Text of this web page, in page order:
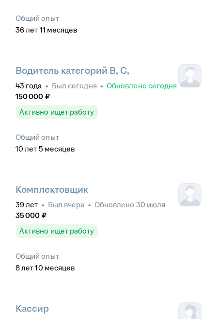
Общий опыт
36лет 11 месяцев
Водитель категорий В, С,
43 года • Был сегодня • Обновлено сегодня
150 000 ₽
Активно ищет работу
Общий опыт
10 лет 5 месяцев
Комплектовщик
39лет • Был вчера • Обновлено 30 июля
35 000 ₽
Активно ищет работу
Общий опыт
8лет 10 месяцев
Кассир